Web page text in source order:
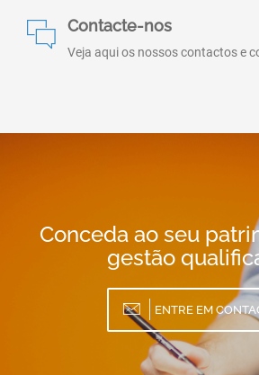
Contacte-nos
Veja aqui os nossos contactos e
Conceda ao seu
gestão
ENTRE EM